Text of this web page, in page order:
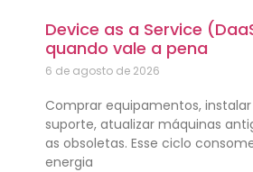
Device as a Service
quando vale a pena
6 de agosto de 2026
Comprar equipamentos,
suporte, atualizar máquinas
as obsoletas. Esse ciclo
energia